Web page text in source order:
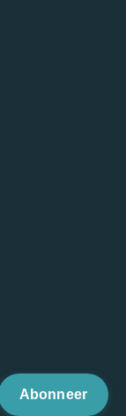
Abonneer